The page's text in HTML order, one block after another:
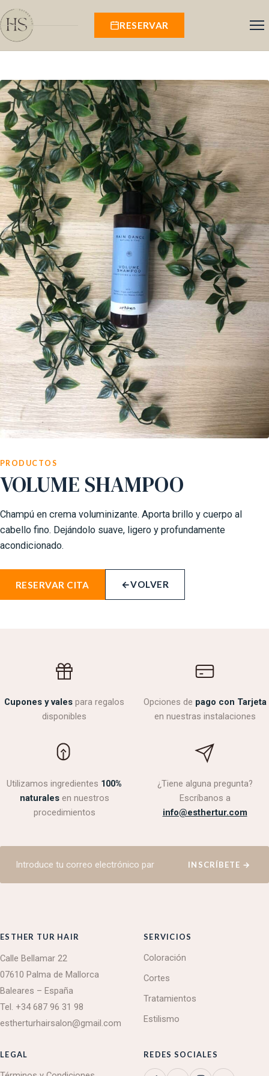
Inicio
Servicios
Salón
Productos
Comentarios
Contacto
Área cliente
RESERVAR
PRODUCTOS
VOLUME SHAMPOO
Champú en crema voluminizante. Aporta brillo y cuerpo al
cabello fino. Dejándolo suave, ligero y profundamente
acondicionado.
RESERVAR CITA ←VOLVER
Cupones y vales para regalos
disponibles
Opciones de pago con Tarjeta
en nuestras instalaciones
Utilizamos ingredientes 100%
naturalesen nuestros
procedimientos
¿Tiene alguna pregunta?
Escríbanos a
info@esthertur.com
INSCRÍBETE →
ESTHER TUR HAIR
Calle Bellamar 22
07610 Palma de Mallorca
Baleares – España
Tel. +34 687 96 31 98
estherturhairsalon@gmail.com
SERVICIOS
Coloración
Cortes
Tratamientos
Estilismo
LEGAL REDES SOCIALES